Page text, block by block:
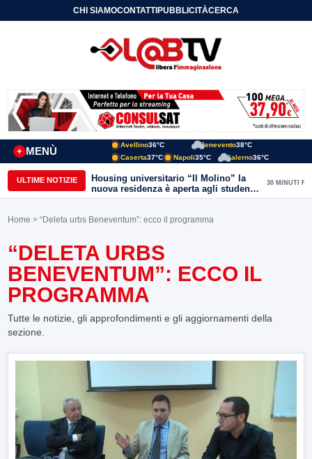
CHI SIAMOCONTATTIPUBBLICITÀCERCA
MENÙ
+
Avellino36°C Benevento38°C
Caserta37°C Napoli35°C Salerno36°C
ULTIME NOTIZIE
Housing universitario “Il Molino” la
nuova residenza è aperta agli studenti
del Conservatorio “Nicola Sala” e
30 MINUTI FA
Home > “Deleta urbs Beneventum”: ecco il programma
“DELETA URBS
BENEVENTUM”: ECCO IL
PROGRAMMA
Tutte le notizie, gli approfondimenti e gli aggiornamenti della
sezione.